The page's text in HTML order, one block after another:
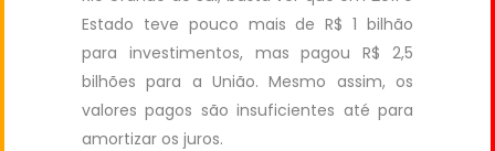
Estado teve pouco mais de R$ 1 bilhão
para investimentos, mas pagou R$ 2,5
bilhões para a União. Mesmo assim, os
valores pagos são insuficientes até para
amortizar os juros.